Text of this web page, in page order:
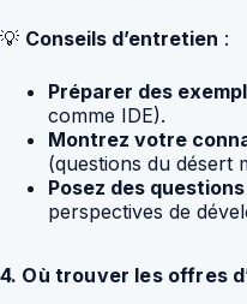
💡 Conseils d’entretien :
Préparer des
comme IDE).
Montrez votre
(questions du désert
Posez des questions
perspectives de
4. Où trouver les offres